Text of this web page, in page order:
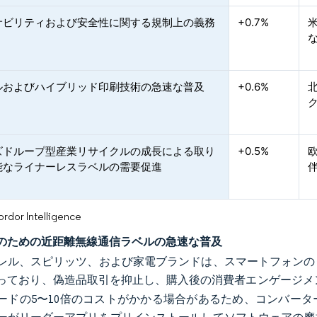
リティおよび安全性に関する規制上の義務 +0.7%
よびハイブリッド印刷技術の急速な普及 +0.6%
ループ型産業リサイクルの成長による取り
ライナーレスラベルの需要促進
+0.5%
Intelligence
ための近距離無線通信ラベルの急速な普及
ル、スピリッツ、および家電ブランドは、スマートフォン
ており、偽造品取引を抑止し、購入後の消費者エンゲージ
ドの5〜10倍のコストがかかる場合があるため、コンバー